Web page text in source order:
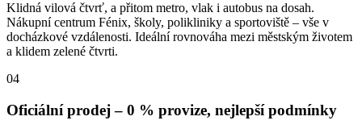
Klidná vilová čtvrť, a přitom metro, vlak i autobus na dosah.
Nákupní centrum Fénix, školy, polikliniky a sportoviště – vše v
docházkové vzdálenosti. Ideální rovnováha mezi městským životem
a klidem zelené čtvrti.
04
Oficiální prodej – 0 % provize, nejlepší podmínky